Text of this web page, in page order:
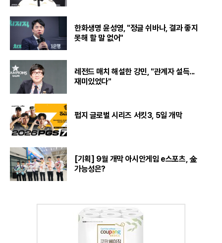
한화생명 윤성영, "정글 쉬바나, 결과 좋지
못해 할 말 없어"
레전드 매치 해설한 강민, "관계자 설득...
재미있었다"
펍지 글로벌 시리즈 서킷3, 5일 개막
[기획] 9월 개막 아시안게임 e스포츠, 金
가능성은?